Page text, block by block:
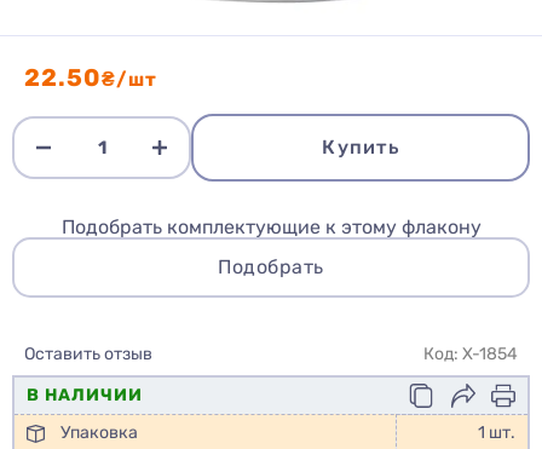
22.50₴/шт
Купить
Подобрать комплектующие к этому флакону
Подобрать
Оставить отзыв
Код: X-1854
В НАЛИЧИИ
Упаковка
1 шт.